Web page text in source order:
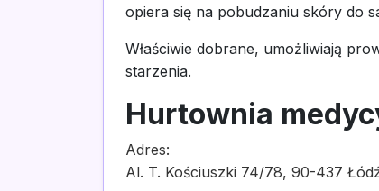
opiera się na pobudzaniu skóry do
Właściwie dobrane, umożliwiają
starzenia.
Hurtownia
Adres:
Al. T. Kościuszki 74/78, 90-437